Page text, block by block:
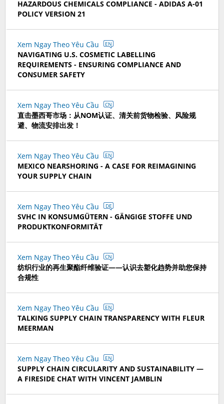
HAZARDOUS CHEMICALS COMPLIANCE - ADIDAS A-01
POLICY VERSION 21
Xem Ngay Theo Yêu Cầu EN
NAVIGATING U.S. COSMETIC LABELLING
REQUIREMENTS - ENSURING COMPLIANCE AND
CONSUMER SAFETY
Xem Ngay Theo Yêu Cầu CN
直击墨西哥市场：从NOM认证、清关前货物检验、风险规
避、物流安排出发！
Xem Ngay Theo Yêu Cầu EN
MEXICO NEARSHORING - A CASE FOR REIMAGINING
YOUR SUPPLY CHAIN
Xem Ngay Theo Yêu Cầu DE
SVHC IN KONSUMGÜTERN - GÄNGIGE STOFFE UND
PRODUKTKONFORMITÄT
Xem Ngay Theo Yêu Cầu CN
纺织行业的再生聚酯纤维验证——认识去塑化趋势并助您保持
合规性
Xem Ngay Theo Yêu Cầu EN
TALKING SUPPLY CHAIN TRANSPARENCY WITH FLEUR
MEERMAN
Xem Ngay Theo Yêu Cầu EN
SUPPLY CHAIN CIRCULARITY AND SUSTAINABILITY —
A FIRESIDE CHAT WITH VINCENT JAMBLIN